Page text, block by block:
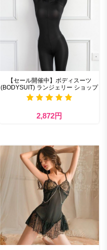
【セール開催中】ボディスーツ
(BODYSUIT) ランジェリー ショップ
2,872円